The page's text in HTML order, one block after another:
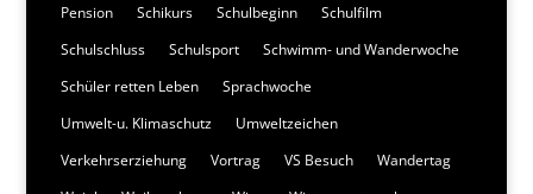
Pension
Schikurs Schulbeginn
Schulfilm
Schulschluss
Schulsport
Schwimm- und Wanderwoche
Schüler retten Leben
Sprachwoche
Umwelt-u. Klimaschutz
Umweltzeichen
Verkehrserziehung
Vortrag VS Besuch
Wandertag